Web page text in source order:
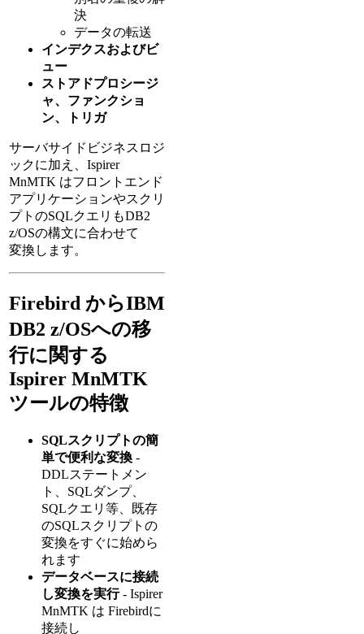
決
データの転送
インデクスおよびビ
ュー
ストアドプロシージ
ャ、ファンクショ
ン、トリガ
サーバサイドビジネスロジ
ックに加え、Ispirer
MnMTK はフロントエンド
アプリケーションやスクリ
プトのSQLクエリもDB2
z/OSの構文に合わせて
変換します。
Firebird からIBM
DB2 z/OSへの移
行に関する
Ispirer MnMTK
ツールの特徴
SQLスクリプトの簡
単で便利な変換 -
DDLステートメン
ト、SQLダンプ、
SQLクエリ等、既存
のSQLスクリプトの
変換をすぐに始めら
れます
データベースに接続
し変換を実行- Ispirer
MnMTK は Firebirdに
接続し